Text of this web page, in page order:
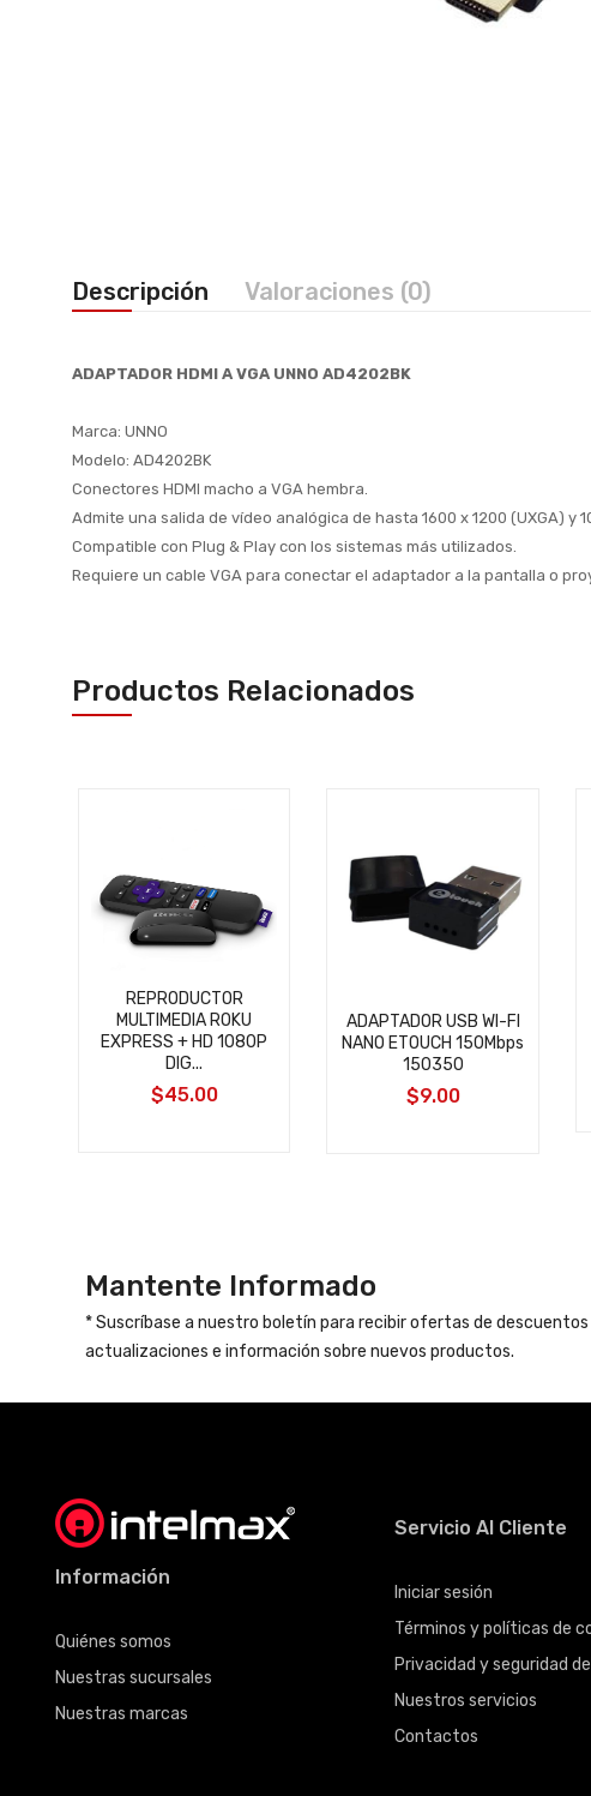
Descripción Valoraciones (0)
ADAPTADOR HDMI A VGA UNNO AD4202BK
Marca: UNNO
Modelo: AD4202BK
Conectores HDMI macho a VGA hembra.
Admite una salida de vídeo analógica de hasta 1600 x 1200 (UXGA) y
Compatible con Plug & Play con los sistemas más utilizados.
Requiere un cable VGA para conectar el adaptador a la pantalla o
Productos Relacionados
REPRODUCTOR
MULTIMEDIA ROKU
EXPRESS + HD 1080P
DIG...
$45.00
ADAPTADOR USB WI-FI
NANO ETOUCH 150Mbps
150350
$9.00
Mantente Informado
* Suscríbase a nuestro boletín para recibir ofertas de
actualizaciones e información sobre nuevos productos.
Información
Quiénes somos
Nuestras sucursales
Nuestras marcas
Servicio Al Cliente
Iniciar sesión
Términos y políticas de
Privacidad y seguridad
Nuestros servicios
Contactos